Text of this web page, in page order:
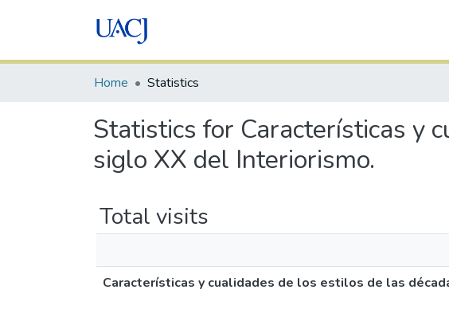
Home Statistics
Statistics for Características y
siglo XX del Interiorismo.
Total visits
Características y cualidades de los estilos de las